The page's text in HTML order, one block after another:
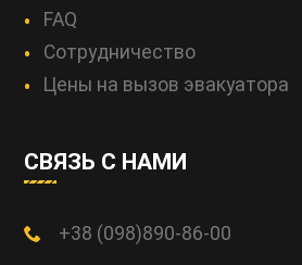
FAQ
Сотрудничество
Цены на вызов эвакуатора
СВЯЗЬ С НАМИ
+38 (098)890-86-00